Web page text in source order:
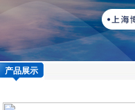
产品展示